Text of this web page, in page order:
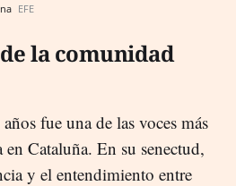
EFE
la comunidad
fue una de las voces más
Cataluña. En su senectud,
y el entendimiento entre